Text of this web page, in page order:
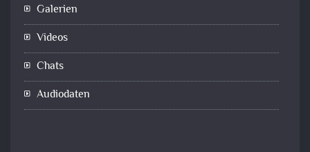
Galerien
Videos
Chats
Audiodaten